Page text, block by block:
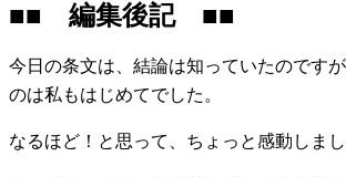
■■ 編集後記 ■■
今日の条文は、結論は知っていたのです
のは私もはじめてでした。
なるほど！と思って、ちょっと感動しまし